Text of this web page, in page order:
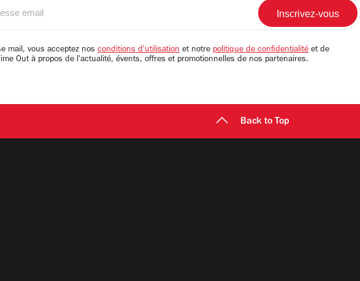
mail, vous acceptez nos conditions d'utilisation et notre politique de confidentialité et de
Out à propos de l'actualité, évents, offres et promotionnelles de nos partenaires.
Back to Top